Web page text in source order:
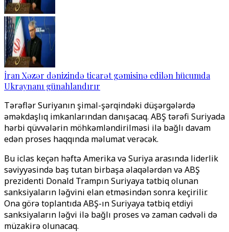
İran Xəzər dənizində ticarət gəmisinə edilən hücumda
Ukraynanı günahlandırır
Tərəflər Suriyanın şimal-şərqindəki düşərgələrdə
əməkdaşlıq imkanlarından danışacaq. ABŞ tərəfi Suriyada
hərbi qüvvələrin möhkəmləndirilməsi ilə bağlı davam
edən proses haqqında məlumat verəcək.
Bu iclas keçən həftə Amerika və Suriya arasında liderlik
səviyyəsində baş tutan birbaşa əlaqələrdən və ABŞ
prezidenti Donald Trampın Suriyaya tətbiq olunan
sanksiyaların ləğvini elan etməsindən sonra keçirilir.
Ona görə toplantıda ABŞ-ın Suriyaya tətbiq etdiyi
sanksiyaların ləğvi ilə bağlı proses və zaman cədvəli də
müzakirə olunacaq.